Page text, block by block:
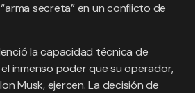
secreta” en un conflicto de
la capacidad técnica de
inmenso poder que su operador,
Musk, ejercen. La decisión de